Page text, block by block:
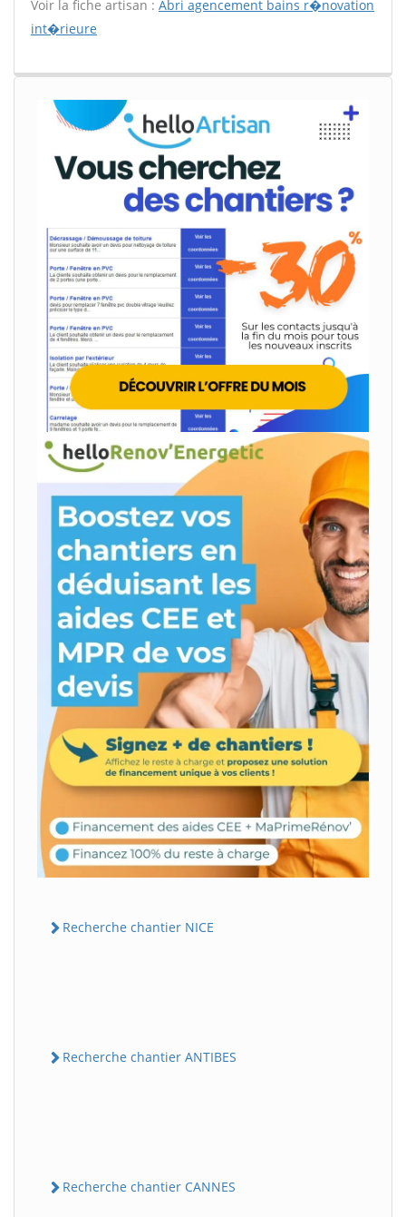
Voir la fiche artisan : Abri agencement bains r�novation
int�rieure
Recherche chantier NICE
Recherche chantier ANTIBES
Recherche chantier CANNES